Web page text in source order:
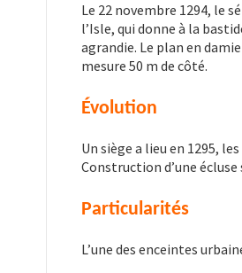
Le 22 novembre 1294, le
l’Isle, qui donne à la
agrandie. Le plan en
mesure 50 m de côté.
Évolution
Un siège a lieu en 1295,
Construction d’une écluse
Particularités
L’une des enceintes